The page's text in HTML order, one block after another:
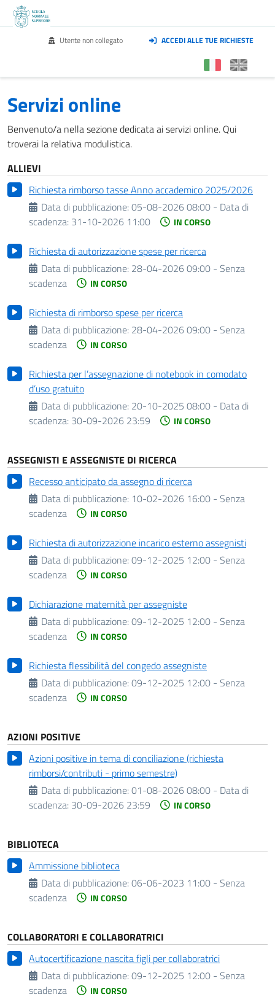
Utente non collegato ACCEDI ALLE TUE RICHIESTE
Servizi online
Benvenuto/a nella sezione dedicata ai servizi online. Qui
troverai la relativa modulistica.
ALLIEVI
Richiesta rimborso tasse Anno accademico 2025/2026
Data di pubblicazione:05-08-2026 08:00 - Data di
scadenza: 31-10-2026 11:00 IN CORSO
Richiesta di autorizzazione spese per ricerca
Data di pubblicazione: 28-04-2026 09:00 - Senza
scadenza
IN CORSO
Richiesta di rimborso spese per ricerca
Data di pubblicazione: 28-04-2026 09:00 - Senza
scadenza
IN CORSO
Richiesta per l’assegnazione di notebook in comodato
d’uso gratuito
Data di pubblicazione: 20-10-2025 08:00 - Data di
scadenza: 30-09-2026 23:59 IN CORSO
ASSEGNISTI E ASSEGNISTE DI RICERCA
Recesso anticipato da assegno di ricerca
Data di pubblicazione: 10-02-2026 16:00 - Senza
scadenza
IN CORSO
Richiesta di autorizzazione incarico esterno assegnisti
Data di pubblicazione:09-12-2025 12:00 - Senza
scadenza
IN CORSO
Dichiarazione maternità per assegniste
Data di pubblicazione:09-12-2025 12:00 - Senza
scadenza
IN CORSO
Richiesta flessibilità del congedo assegniste
Data di pubblicazione:09-12-2025 12:00 - Senza
scadenza
IN CORSO
AZIONI POSITIVE
Azioni positive in tema di conciliazione (richiesta
rimborsi/contributi - primo semestre)
Data di pubblicazione:01-08-2026 08:00 - Data di
scadenza: 30-09-2026 23:59 IN CORSO
BIBLIOTECA
Ammissione biblioteca
Data di pubblicazione:06-06-2023 11:00 - Senza
scadenza
IN CORSO
COLLABORATORI E COLLABORATRICI
Autocertificazione nascita figli per collaboratrici
Data di pubblicazione:09-12-2025 12:00 - Senza
scadenza
IN CORSO